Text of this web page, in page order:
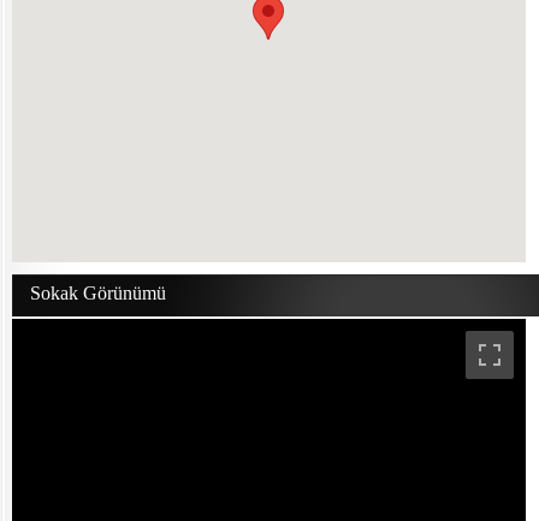
Sokak Görünümü